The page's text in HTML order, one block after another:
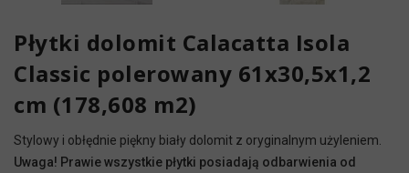
Płytki dolomit Calacatta Isola
Classic polerowany 61x30,5x1,2
cm (178,608 m2)
Stylowy i obłędnie piękny biały dolomit z oryginalnym użyleniem.
Uwaga! Prawie wszystkie płytki posiadają odbarwienia od